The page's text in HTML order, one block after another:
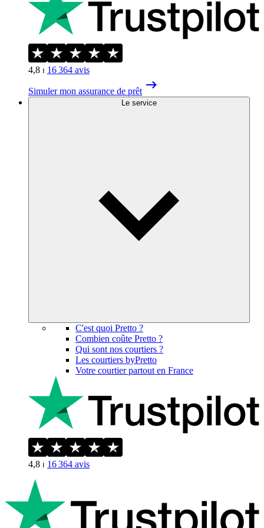
4,8 ⏐ 16 364 avis
Simuler mon assurance de prêt
Le service
C'est quoi Pretto ?
Combien coûte Pretto ?
Qui sont nos courtiers ?
Les courtiers byPretto
Votre courtier partout en France
4,8 ⏐ 16 364 avis